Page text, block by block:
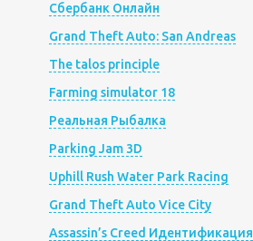
Сбербанк Онлайн
Grand Theft Auto: San Andreas
The talos principle
Farming simulator 18
Реальная Рыбалка
Parking Jam 3D
Uphill Rush Water Park Racing
Grand Theft Auto Vice City
Assassin’s Creed Идентификация